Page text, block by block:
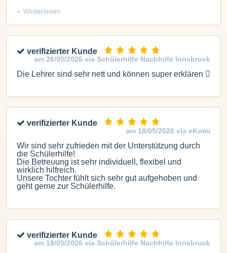
» Weiterlesen
verifizierter Kunde
am 26/05/2026 via Schülerhilfe Nachhilfe Innsbruck
Die Lehrer sind sehr nett und können super erklären 
verifizierter Kunde
am 18/05/2026 via eKomi
Wir sind sehr zufrieden mit der Unterstützung durch
die Schülerhilfe!
Die Betreuung ist sehr individuell, flexibel und
wirklich hilfreich.
Unsere Tochter fühlt sich sehr gut aufgehoben und
geht gerne zur Schülerhilfe.
verifizierter Kunde
am 18/05/2026 via Schülerhilfe Nachhilfe Innsbruck